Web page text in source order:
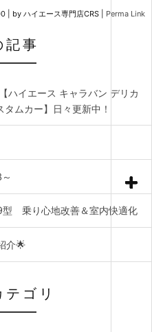
by ハイエース専門店CRS Perma Link
記事
ハイエース キャラバン デリカ
ムカー】日々更新中！
型 乗り心地改善＆室内快適化
介🌟
ゴリ